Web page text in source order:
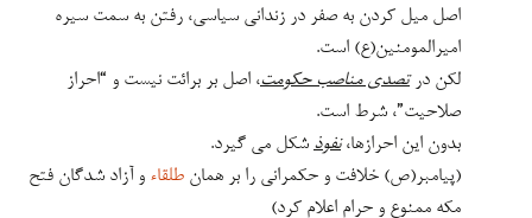
مکه ممنوع و حرام اعلام کرد)
در این صلاحیت ها الاولی فالاولی حاکم است یعنی هرچه منصب
مهمتر، صلاحیت باید بیشتر ثابت باشد. زاویه دارها با انقلاب نباید در
مناصب مهم بنشینند. (رهبر انقلاب۱۴۰۳/۴/۵)
کسانی که سوء پیشینه هم ندارند، با ریب و شک در بقاء صلاحیت ها
قابل تعویض اند (فائده قاعده۱۴۷ القواعد و الفوائد
) در اینجا شهادت
مراکز حفاظتی و اطلاعاتیِ امین کفایت می کند (